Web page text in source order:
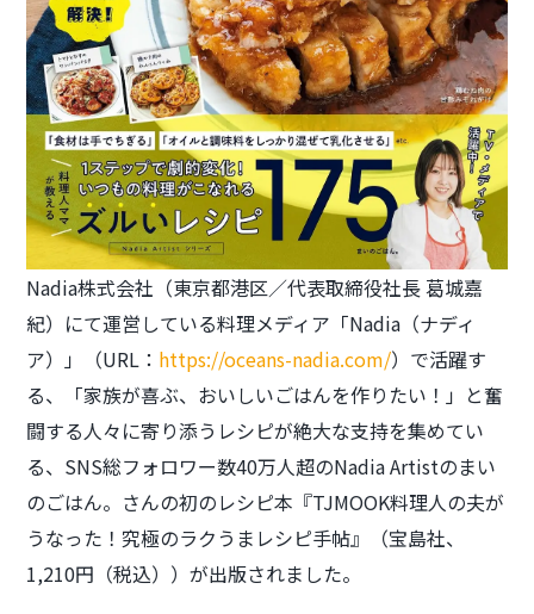
Nadia株式会社（東京都港区／代表取締役社長 葛城嘉
紀）にて運営している料理メディア「Nadia（ナディ
ア）」（URL： https://oceans-nadia.com/）で活躍す
る、「家族が喜ぶ、おいしいごはんを作りたい！」と奮
闘する人々に寄り添うレシピが絶大な支持を集めてい
る、SNS総フォロワー数40万人超のNadia Artistのまい
のごはん。さんの初のレシピ本『TJMOOK料理人の夫が
うなった！究極のラクうまレシピ手帖』（宝島社、
1,210円（税込））が出版されました。